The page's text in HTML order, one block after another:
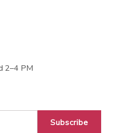
2–4 PM
Subscribe